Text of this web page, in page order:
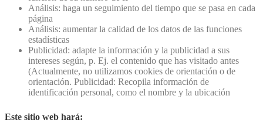
Análisis: haga un seguimiento del tiempo que se pasa en cada
página
Análisis: aumentar la calidad de los datos de las funciones
estadísticas
Publicidad: adapte la información y la publicidad a sus
intereses según, p. Ej. el contenido que has visitado antes
(Actualmente, no utilizamos cookies de orientación o de
orientación. Publicidad: Recopila información de
identificación personal, como el nombre y la ubicación
Este sitio web hará: